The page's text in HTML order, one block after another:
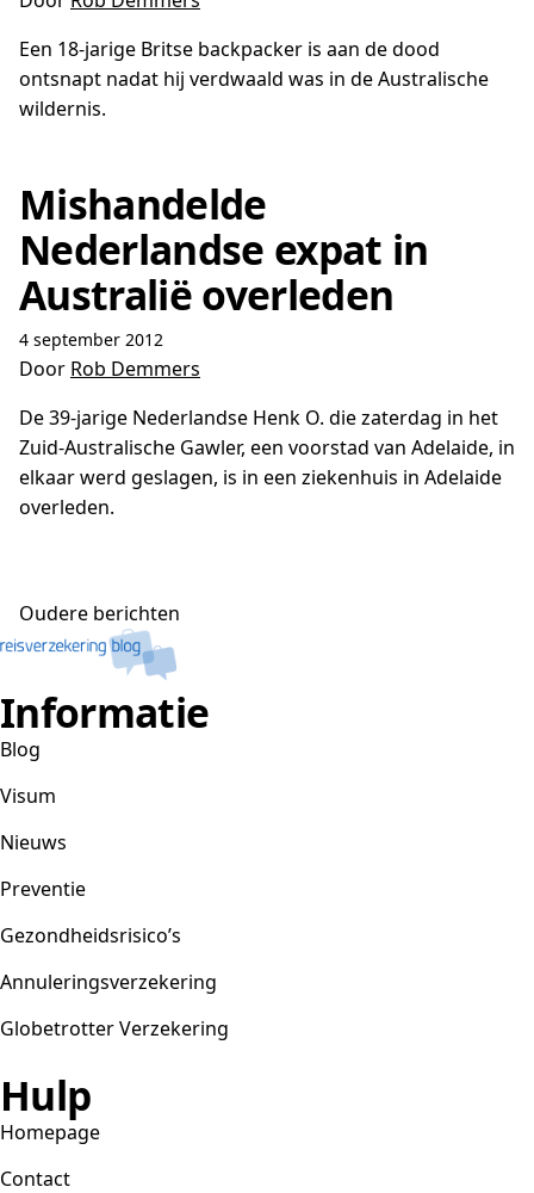
Een 18-jarige Britse backpacker is aan de dood
ontsnapt nadat hij verdwaald was in de Australische
wildernis.
Mishandelde
Nederlandse expat in
Australië overleden
4 september 2012
Door Rob Demmers
De 39-jarige Nederlandse Henk O. die zaterdag in het
Zuid-Australische Gawler, een voorstad van Adelaide, in
elkaar werd geslagen, is in een ziekenhuis in Adelaide
overleden.
Berichtennavigatie
Oudere berichten
Informatie
Blog
Visum
Nieuws
Preventie
Gezondheidsrisico’s
Annuleringsverzekering
Globetrotter Verzekering
Hulp
Homepage
Contact